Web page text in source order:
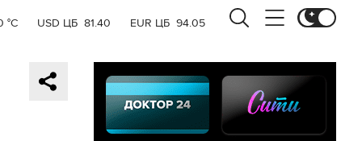
°C USD ЦБ 81.40 EUR ЦБ 94.05